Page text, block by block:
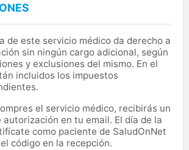
de este servicio médico da derecho a
sin ningún cargo adicional, según
y exclusiones del mismo. En el
incluidos los impuestos
el servicio médico, recibirás un
autorización en tu email. El día de la
como paciente de SaludOnNet
código en la recepción.